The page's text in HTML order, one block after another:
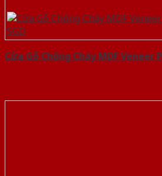
Cửa Gỗ Chống Cháy MDF Veneer